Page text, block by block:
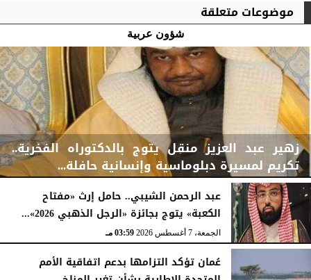
موضوعات متعلقة
شؤون عربية
زهير عبد العزيز منقل يتوج بالدكتوراه الفخرية..
تكريم لمسيرة دبلوماسية وإنسانية حافلة...
الجمعة، 7 أغسطس 2026 04:08 مـ
عبد الرحمن الشيبي.. حامل إرث «مفتاح
الكعبة» يتوج بجائزة «الرجل الذهبي 2026»...
الجمعة، 7 أغسطس 2026 03:59 مـ
عُمان تؤكد التزامها بدعم اتفاقية الأمم